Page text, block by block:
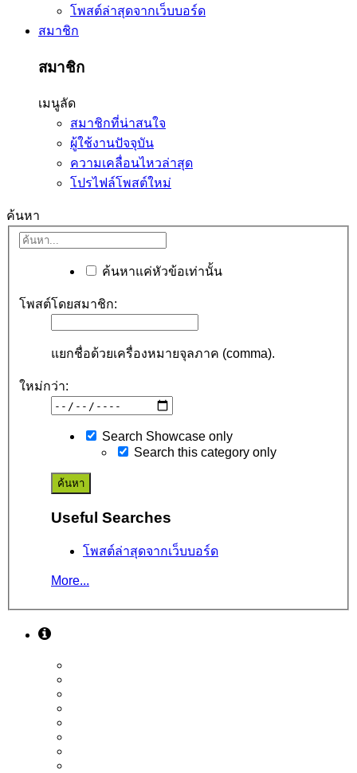
โพสต์ล่าสุดจากเว็บบอร์ด
สมาชิก
สมาชิก
เมนูลัด
สมาชิกที่น่าสนใจ
ผู้ใช้งานปัจจุบัน
ความเคลื่อนไหวล่าสุด
โปรไฟล์โพสต์ใหม่
ค้นหา
ค้นหาแค่หัวข้อเท่านั้น
โพสต์โดยสมาชิก:
แยกชื่อด้วยเครื่องหมายจุลภาค (comma).
ใหม่กว่า:
Search Showcase only
Search this category only
Useful Searches
โพสต์ล่าสุดจากเว็บบอร์ด
More...